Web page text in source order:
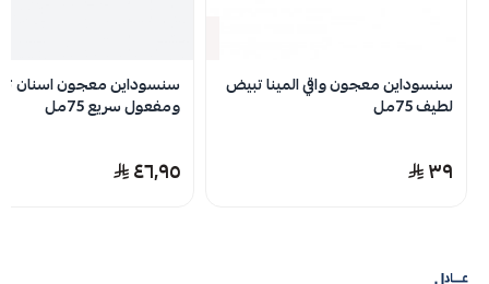
سنسوداين معجون واقي المينا تبيض
لطيف 75مل
٣٩
سنسوداين معجون اسنان
ومفعول سريع 75مل
٤٦٫٩٥